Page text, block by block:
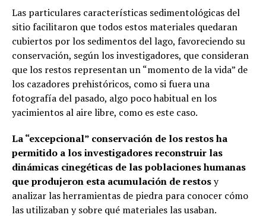
Las particulares características sedimentológicas del
sitio facilitaron que todos estos materiales quedaran
cubiertos por los sedimentos del lago, favoreciendo su
conservación, según los investigadores, que consideran
que los restos representan un “momento de la vida” de
los cazadores prehistóricos, como si fuera una
fotografía del pasado, algo poco habitual en los
yacimientos al aire libre, como es este caso.
La “excepcional” conservación de los restos ha
permitido a los investigadores reconstruir las
dinámicas cinegéticas de las poblaciones humanas
que produjeron esta acumulación de restosy
analizar las herramientas de piedra para conocer cómo
las utilizaban y sobre qué materiales las usaban.